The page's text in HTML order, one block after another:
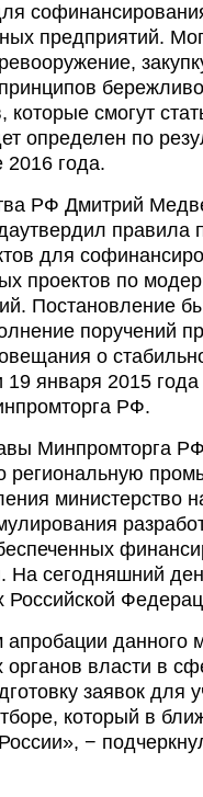
предприятий.
которые смогут
определен по
2016 года.
РФ Дмитрий
утвердил правила
для
проектов по
Постановление
поручений
о
19 января 2015
РФ.
Минпромторга
региональную
министерство
На сегодняшний
Российской
апробации данного
органов власти в
заявок для
который в
−